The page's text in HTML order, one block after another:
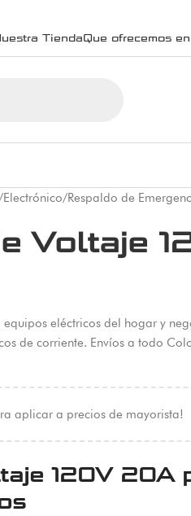
TiendaQue ofrecemos
Electrónico/Respaldo de
Voltaje
eléctricos del hogar y
de corriente. Envíos a todo
aplicar a precios de mayorista!
120V 20A